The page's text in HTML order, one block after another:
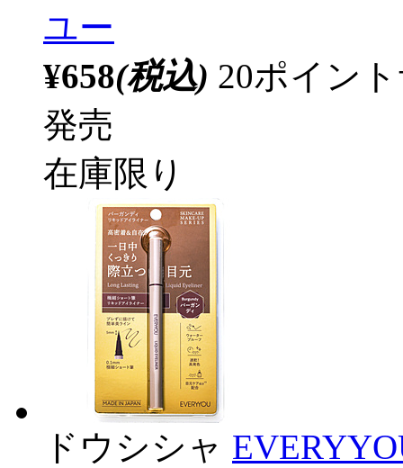
ユー
¥658(税込) 20ポイン
発売
在庫限り
ドウシシャ